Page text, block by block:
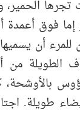
تجرها
إما فوق
أن
الطويلة من
بالأوشحة،
طويلة.